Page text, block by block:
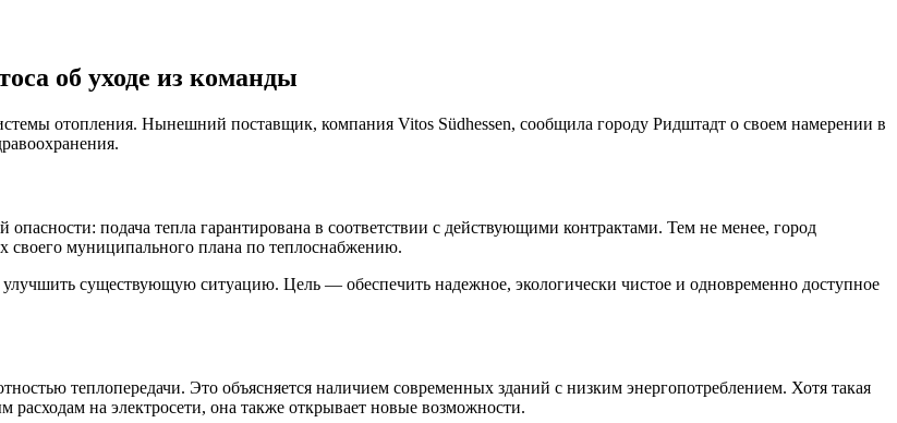
об уходе из команды
отопления. Нынешний поставщик, компания Vitos Südhessen, сообщила городу Ридштадт о своем намерении в
подача тепла гарантирована в соответствии с действующими контрактами. Тем не менее, город
своего муниципального плана по теплоснабжению.
существующую ситуацию. Цель — обеспечить надежное, экологически чистое и одновременно доступное
теплопередачи. Это объясняется наличием современных зданий с низким энергопотреблением. Хотя такая
на электросети, она также открывает новые возможности.